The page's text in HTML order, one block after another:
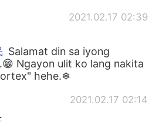
2021.02.17 02:39
Salamat din sa iyong
Ngayon ulit ko lang nakita
hehe.❄
2021.02.17 02:14